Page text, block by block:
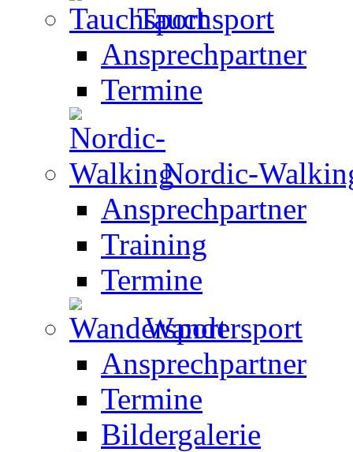
Tauchsport
Ansprechpartner
Termine
Nordic-
Ansprechpartner
Training
Termine
Wandersport
Ansprechpartner
Termine
Bildergalerie